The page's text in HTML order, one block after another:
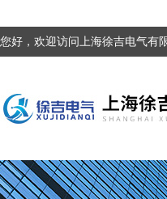
您好，欢迎访问上海徐吉电气有